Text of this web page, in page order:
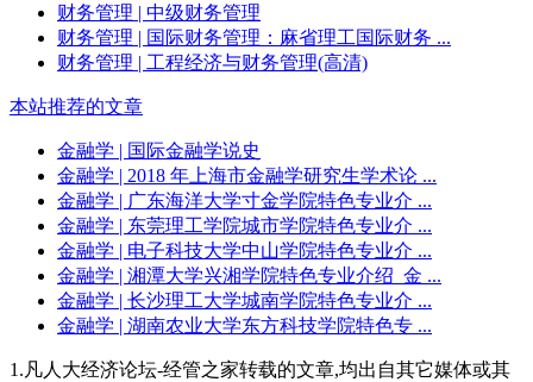
财务管理 | 中级财务管理
财务管理 | 国际财务管理：麻省理工国际财务 ...
财务管理 | 工程经济与财务管理(高清)
本站推荐的文章
金融学 | 国际金融学说史
金融学 | 2018 年上海市金融学研究生学术论 ...
金融学 | 广东海洋大学寸金学院特色专业介 ...
金融学 | 东莞理工学院城市学院特色专业介 ...
金融学 | 电子科技大学中山学院特色专业介 ...
金融学 | 湘潭大学兴湘学院特色专业介绍_金 ...
金融学 | 长沙理工大学城南学院特色专业介 ...
金融学 | 湖南农业大学东方科技学院特色专 ...
1.凡人大经济论坛-经管之家转载的文章,均出自其它媒体或其